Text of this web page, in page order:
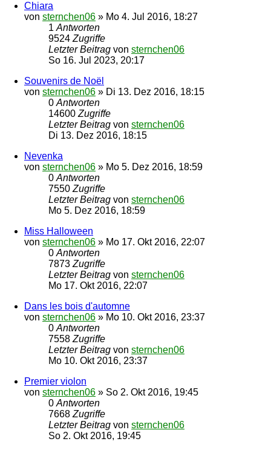
Chiara
von sternchen06 » Mo 4. Jul 2016, 18:27
1 Antworten
9524 Zugriffe
Letzter Beitrag von sternchen06
So 16. Jul 2023, 20:17
Souvenirs de Noël
von sternchen06 » Di 13. Dez 2016, 18:15
0 Antworten
14600 Zugriffe
Letzter Beitrag von sternchen06
Di 13. Dez 2016, 18:15
Nevenka
von sternchen06 » Mo 5. Dez 2016, 18:59
0 Antworten
7550 Zugriffe
Letzter Beitrag von sternchen06
Mo 5. Dez 2016, 18:59
Miss Halloween
von sternchen06 » Mo 17. Okt 2016, 22:07
0 Antworten
7873 Zugriffe
Letzter Beitrag von sternchen06
Mo 17. Okt 2016, 22:07
Dans les bois d'automne
von sternchen06 » Mo 10. Okt 2016, 23:37
0 Antworten
7558 Zugriffe
Letzter Beitrag von sternchen06
Mo 10. Okt 2016, 23:37
Premier violon
von sternchen06 » So 2. Okt 2016, 19:45
0 Antworten
7668 Zugriffe
Letzter Beitrag von sternchen06
So 2. Okt 2016, 19:45